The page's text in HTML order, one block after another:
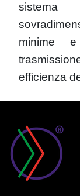
minime e
efficienza